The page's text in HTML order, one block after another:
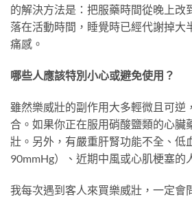
的解決方法是：把服藥時間從晚上改
落在活動時間，睡覺時已經代謝掉大
痛感。
哪些人應該特別小心或避免使用？
雖然樂威壯的副作用大多輕微且可逆
合。如果你正在服用硝酸鹽類的心臟
壯。另外，有嚴重肝腎功能不全、低
90mmHg）、近期中風或心肌梗塞的
我每次遇到客人來買樂威壯，一定會